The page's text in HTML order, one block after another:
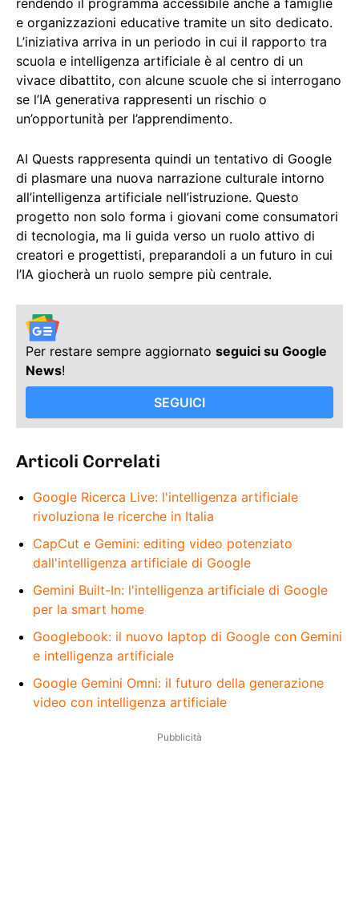
e organizzazioni educative tramite un sito dedicato.
L’iniziativa arriva in un periodo in cui il rapporto tra
scuola e intelligenza artificiale è al centro di un
vivace dibattito, con alcune scuole che si interrogano
se l’IA generativa rappresenti un rischio o
un’opportunità per l’apprendimento.
AI Quests rappresenta quindi un tentativo di Google
di plasmare una nuova narrazione culturale intorno
all’intelligenza artificiale nell’istruzione. Questo
progetto non solo forma i giovani come consumatori
di tecnologia, ma li guida verso un ruolo attivo di
creatori e progettisti, preparandoli a un futuro in cui
l’IA giocherà un ruolo sempre più centrale.
Per restare sempre aggiornato seguici su Google
News!
SEGUICI
Articoli Correlati
Google Ricerca Live: l'intelligenza artificiale
rivoluziona le ricerche in Italia
CapCut e Gemini: editing video potenziato
dall'intelligenza artificiale di Google
Gemini Built-In: l'intelligenza artificiale di Google
per la smart home
Googlebook: il nuovo laptop di Google con Gemini
e intelligenza artificiale
Google Gemini Omni: il futuro della generazione
video con intelligenza artificiale
Pubblicità